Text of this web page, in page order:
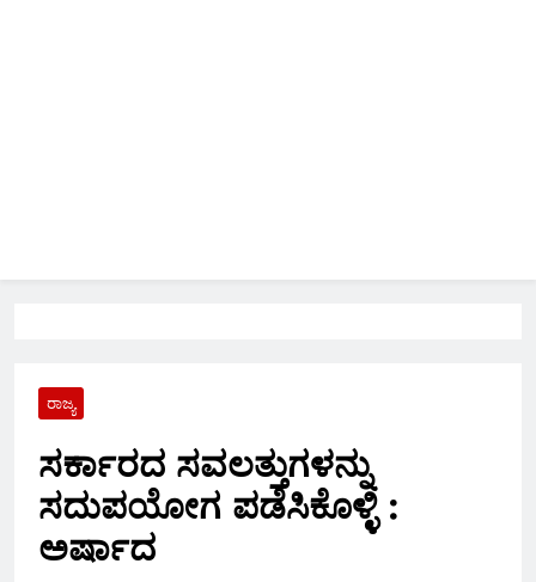
ರಾಜ್ಯ
ಸರ್ಕಾರದ ಸವಲತ್ತುಗಳನ್ನು
ಸದುಪಯೋಗ ಪಡೆಸಿಕೊಳ್ಳಿ :
ಅರ್ಷಾದ